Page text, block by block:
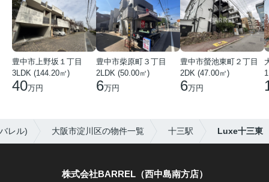
豊中市上野坂１丁目
3LDK (144.20㎡)
40万円
豊中市柴原町３丁目
2LDK (50.00㎡)
6万円
豊中市螢池東町２丁目
2DK (47.00㎡)
6万円
レル) 大阪市淀川区の物件一覧 十三駅 Luxe十三東
株式会社BARREL（西中島南方店）